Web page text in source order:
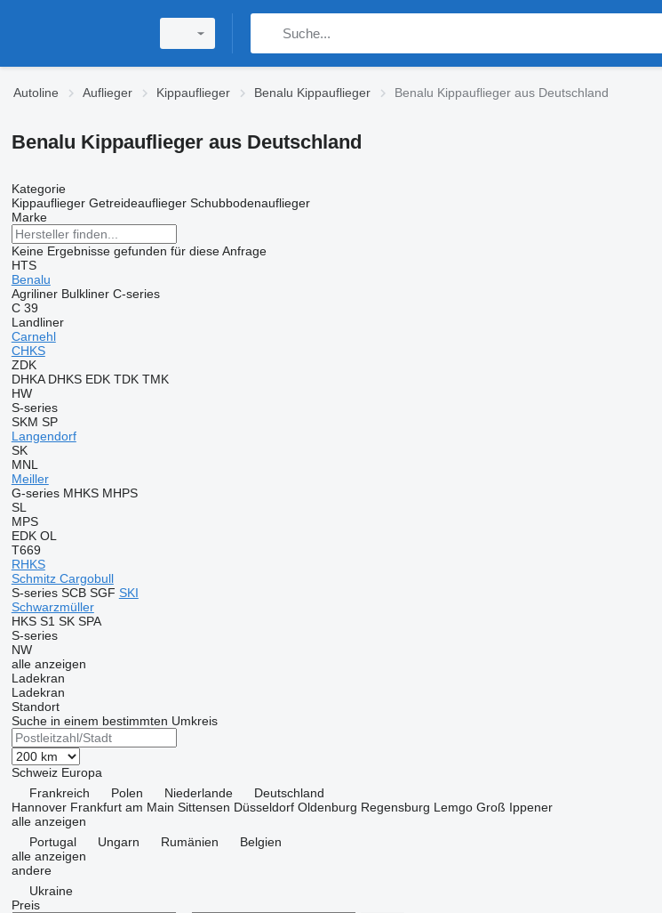
Autoline Auflieger Kippauflieger Benalu Kippauflieger Benalu Kippauflieger aus Deutschland
Benalu Kippauflieger aus Deutschland
Kategorie
Kippauflieger Getreideauflieger Schubbodenauflieger
Marke
Keine Ergebnisse gefunden für diese Anfrage
HTS
Benalu
Agriliner Bulkliner C-series
C 39
Landliner
Carnehl
CHKS
ZDK
DHKA DHKS EDK TDK TMK
HW
S-series
SKM SP
Langendorf
SK
MNL
Meiller
G-series MHKS MHPS
SL
MPS
EDK OL
T669
RHKS
Schmitz Cargobull
S-series SCB SGF SKI
Schwarzmüller
HKS S1 SK SPA
S-series
NW
alle anzeigen
Ladekran
Ladekran
Standort
Suche in einem bestimmten Umkreis
Schweiz Europa
Frankreich
Polen Niederlande
Deutschland
Hannover Frankfurt am Main Sittensen Düsseldorf Oldenburg Regensburg Lemgo Groß Ippener
alle anzeigen
Portugal
Ungarn Rumänien
Belgien
alle anzeigen
andere
Ukraine
Preis